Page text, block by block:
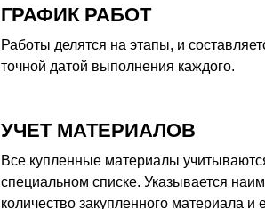
ГРАФИК РАБОТ
Работы делятся на этапы, и
точной датой выполнения каждого.
УЧЕТ МАТЕРИАЛОВ
Все купленные материалы
специальном списке. Указывается
количество закупленного материала и